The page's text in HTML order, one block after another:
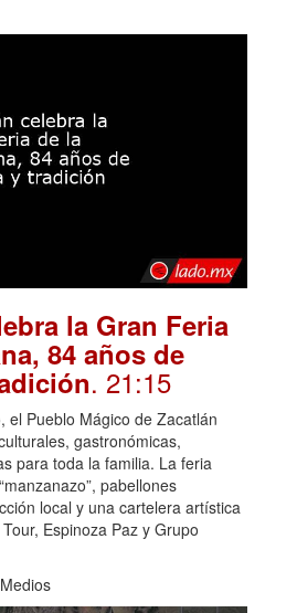
la Gran Feria
84 años de
. 21:15
el Pueblo Mágico de Zacatlán
gastronómicas,
para toda la familia. La feria
pabellones
local y una cartelera artística
Espinoza Paz y Grupo